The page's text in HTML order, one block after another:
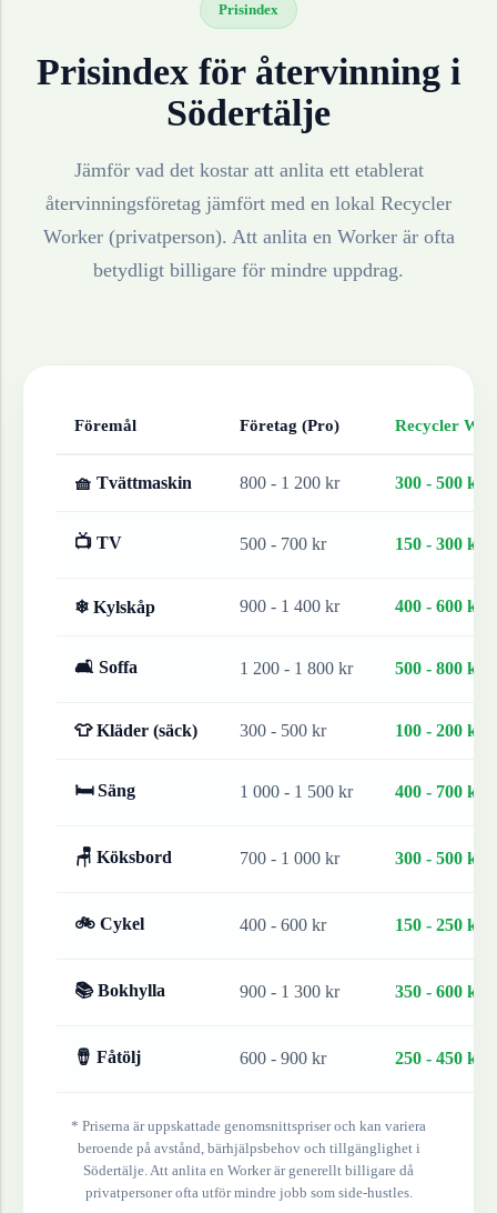
Prisindex
Prisindex för återvinning i
Södertälje
Jämför vad det kostar att anlita ett etablerat
återvinningsföretag jämfört med en lokal Recycler
Worker (privatperson). Att anlita en Worker är ofta
betydligt billigare för mindre uppdrag.
Föremål Företag (Pro) Recycler
🧺 Tvättmaskin 800 - 1 200 kr 300 - 500 kr
📺 TV 500 - 700 kr 150 - 300 kr
❄ Kylskåp 900 - 1 400 kr 400 - 600 kr
🛋 Soffa 1 200 - 1 800 kr 500 - 800 kr
👕 Kläder (säck) 300 - 500 kr 100 - 200 kr
🛏 Säng 1 000 - 1 500 kr 400 - 700 kr
🪑 Köksbord 700 - 1 000 kr 300 - 500 kr
🚲 Cykel 400 - 600 kr 150 - 250 kr
📚 Bokhylla 900 - 1 300 kr 350 - 600 kr
🪘 Fåtölj 600 - 900 kr 250 - 450 kr
* Priserna är uppskattade genomsnittspriser och kan variera
beroende på avstånd, bärhjälpsbehov och tillgänglighet i
Södertälje. Att anlita en Worker är generellt billigare då
privatpersoner ofta utför mindre jobb som side-hustles.